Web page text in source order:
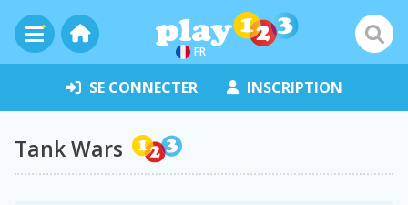
FR
SE CONNECTER INSCRIPTION
Tank Wars